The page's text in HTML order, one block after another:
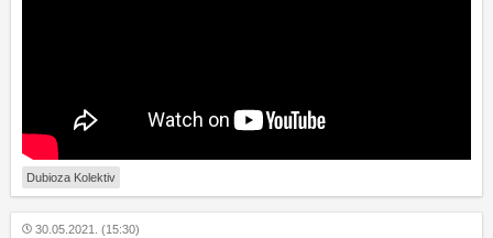
Dubioza Kolektiv
30.05.2021. (15:30)